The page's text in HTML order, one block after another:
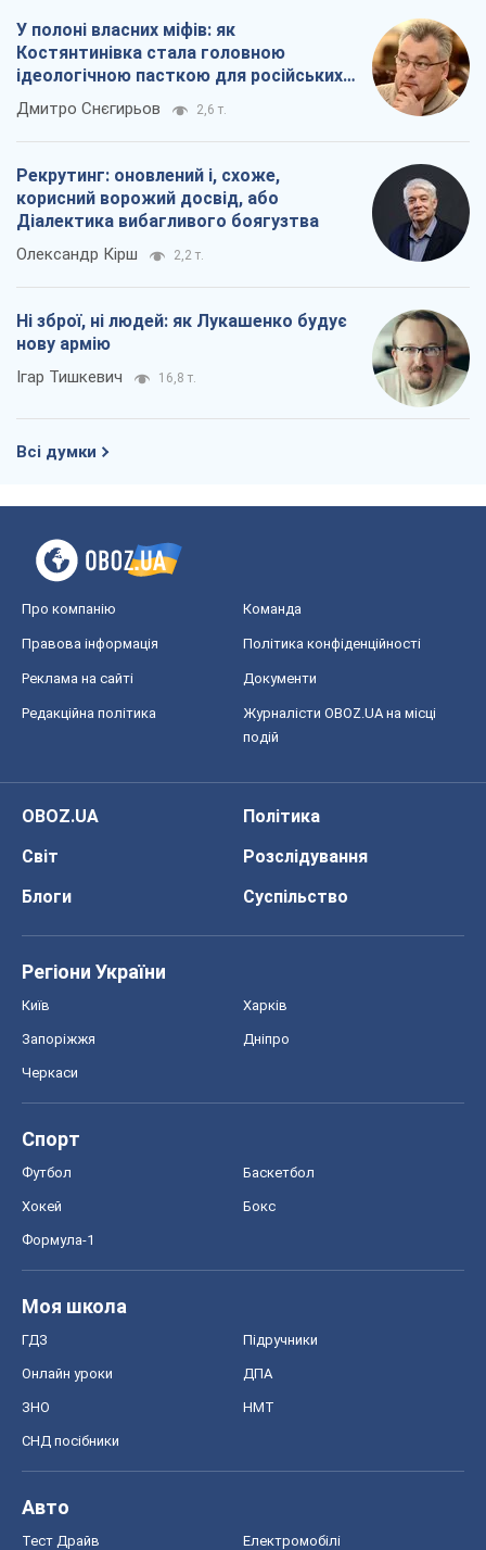
У полоні власних міфів: як
Костянтинівка стала головною
ідеологічною пасткою для російських
окупантів
Дмитро Снєгирьов 2,6 т.
Рекрутинг: оновлений і, схоже,
корисний ворожий досвід, або
Діалектика вибагливого боягузтва
Олександр Кірш 2,2 т.
Ні зброї, ні людей: як Лукашенко будує
нову армію
Ігар Тишкевич 16,8 т.
Всі думки
Про компанію Команда
Правова інформація Політика конфіденційності
Реклама на сайті Документи
Редакційна політика
Журналісти OBOZ.UA на місці
подій
OBOZ.UA
Політика
Світ
Розслідування
Блоги
Суспільство
Регіони України
Київ Харків
Запоріжжя Дніпро
Черкаси
Спорт
Футбол Баскетбол
Хокей Бокс
Формула-1
Моя школа
ГДЗ Підручники
Онлайн уроки ДПА
ЗНО НМТ
СНД посібники
Авто
Тест Драйв Електромобілі